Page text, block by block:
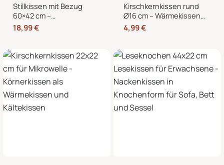
Stillkissen mit Bezug
60×42 cm –
Schwangerschaftskissen
& Seitenschläferkissen
waschbarem Bezug und
18,99€
Kirschkernkissen rund
Ø16 cm – Wärmekissen
und Kältekissen mit 100
% Kirschkernen für
Hände
4,99€